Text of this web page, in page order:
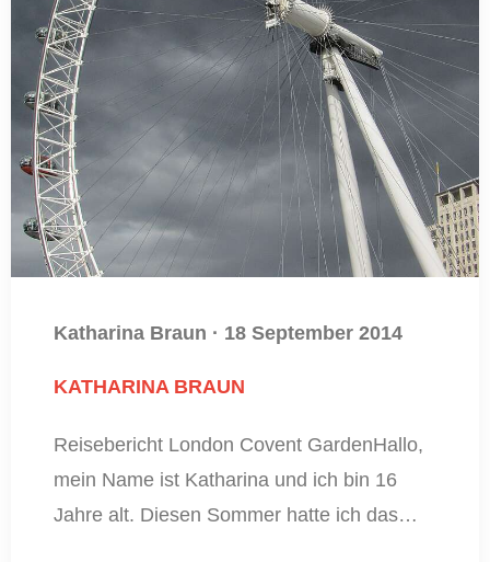
Katharina Braun · 18 September 2014
KATHARINA BRAUN
Reisebericht London Covent GardenHallo,
mein Name ist Katharina und ich bin 16
Jahre alt. Diesen Sommer hatte ich das…